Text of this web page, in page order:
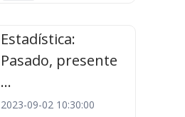
Estadística:
Pasado, presente
...
2023-09-02 10:30:00